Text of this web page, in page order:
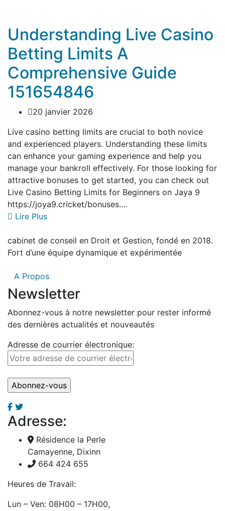
Understanding Live Casino
Betting Limits A
Comprehensive Guide
151654846
20 janvier 2026
Live casino betting limits are crucial to both novice
and experienced players. Understanding these limits
can enhance your gaming experience and help you
manage your bankroll effectively. For those looking for
attractive bonuses to get started, you can check out
Live Casino Betting Limits for Beginners on Jaya 9
https://joya9.cricket/bonuses.…
Lire Plus
cabinet de conseil en Droit et Gestion, fondé en 2018.
Fort d’une équipe dynamique et expérimentée
A Propos
Newsletter
Abonnez-vous à notre newsletter pour rester informé
des dernières actualités et nouveautés
Adresse de courrier électronique:
Adresse:
Résidence la Perle
Camayenne, Dixinn
664 424 655
Heures de Travail:
Lun – Ven: 08H00 – 17H00,